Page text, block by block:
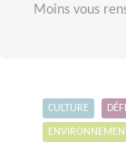
Moins vous
CULTURE